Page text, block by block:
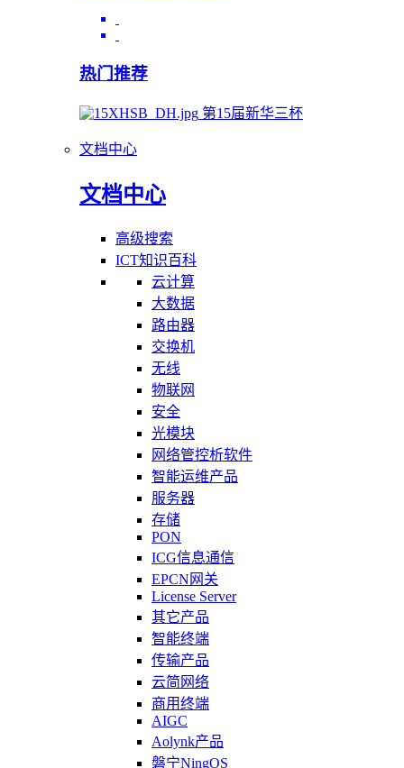
热门推荐
第15届新华三杯
文档中心
文档中心
高级搜索
ICT知识百科
云计算
大数据
路由器
交换机
无线
物联网
安全
光模块
网络管控析软件
智能运维产品
服务器
存储
PON
ICG信息通信
EPCN网关
License Server
其它产品
智能终端
传输产品
云简网络
商用终端
AIGC
Aolynk产品
磐宁NingOS